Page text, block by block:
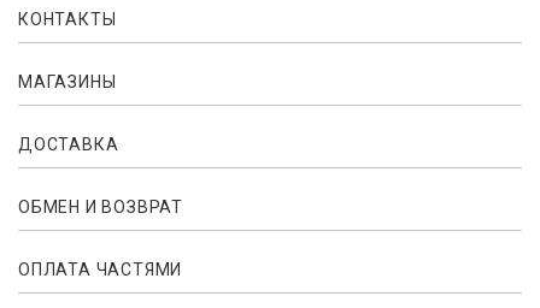
КОНТАКТЫ
МАГАЗИНЫ
ДОСТАВКА
ОБМЕН И ВОЗВРАТ
ОПЛАТА ЧАСТЯМИ